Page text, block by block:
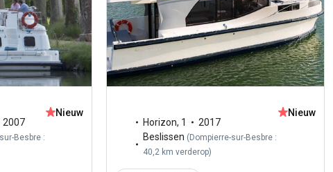
2007
Besbre :
Nieuw
Horizon, 1
2017
Beslissen (Dompierre-sur-Besbre :
40,2 km verderop)
Nieuw